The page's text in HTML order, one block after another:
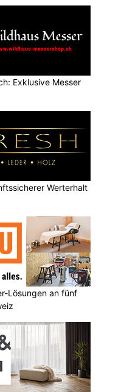
Exklusive Messer
Werterhalt
Lösungen an fünf